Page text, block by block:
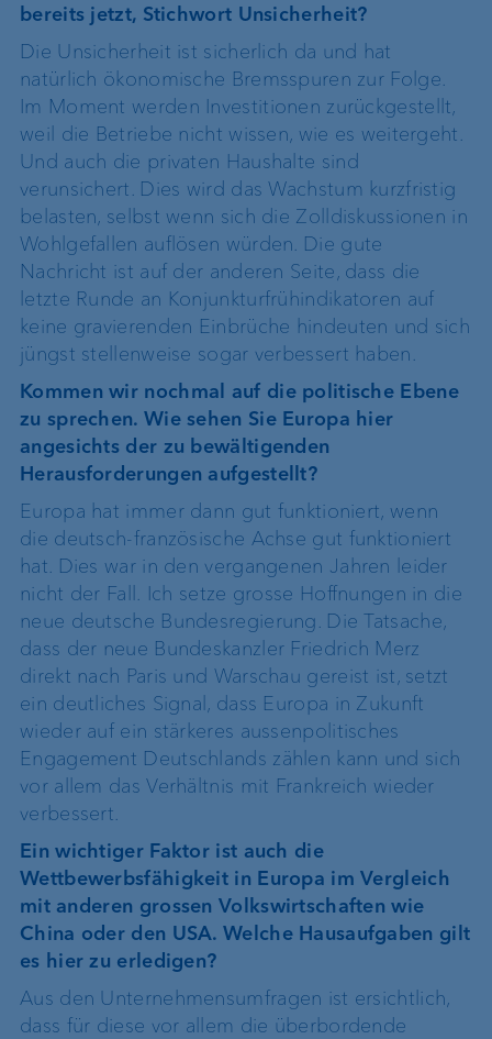
bereits jetzt, Stichwort Unsicherheit?
Die Unsicherheit ist sicherlich da und hat
natürlich ökonomische Bremsspuren zur Folge.
Im Moment werden Investitionen zurückgestellt,
weil die Betriebe nicht wissen, wie es weitergeht.
Und auch die privaten Haushalte sind
verunsichert. Dies wird das Wachstum kurzfristig
belasten, selbst wenn sich die Zolldiskussionen in
Wohlgefallen auflösen würden. Die gute
Nachricht ist auf der anderen Seite, dass die
letzte Runde an Konjunkturfrühindikatoren auf
keine gravierenden Einbrüche hindeuten und sich
jüngst stellenweise sogar verbessert haben.
Kommen wir nochmal auf die politische Ebene
zu sprechen. Wie sehen Sie Europa hier
angesichts der zu bewältigenden
Herausforderungen aufgestellt?
Europa hat immer dann gut funktioniert, wenn
die deutsch-französische Achse gut funktioniert
hat. Dies war in den vergangenen Jahren leider
nicht der Fall. Ich setze grosse Hoffnungen in die
neue deutsche Bundesregierung. Die Tatsache,
dass der neue Bundeskanzler Friedrich Merz
direkt nach Paris und Warschau gereist ist, setzt
ein deutliches Signal, dass Europa in Zukunft
wieder auf ein stärkeres aussenpolitisches
Engagement Deutschlands zählen kann und sich
vor allem das Verhältnis mit Frankreich wieder
verbessert.
Ein wichtiger Faktor ist auch die
Wettbewerbsfähigkeit in Europa im Vergleich
mit anderen grossen Volkswirtschaften wie
China oder den USA. Welche Hausaufgaben gilt
es hier zu erledigen?
Aus den Unternehmensumfragen ist ersichtlich,
dass für diese vor allem die überbordende